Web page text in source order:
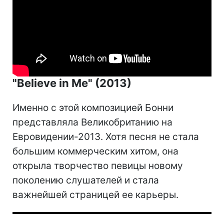
"Believe in Me" (2013)
Именно с этой композицией Бонни
представляла Великобританию на
Евровидении-2013. Хотя песня не стала
большим коммерческим хитом, она
открыла творчество певицы новому
поколению слушателей и стала
важнейшей страницей ее карьеры.